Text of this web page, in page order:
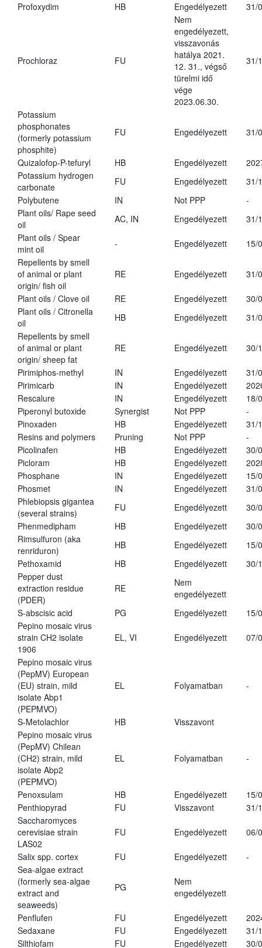
Profoxydim
HB Engedélyezett 31/
Prochloraz FU
Nem
engedélyezett,
visszavonás
hatálya 2021.
12. 31., végső
türelmi idő
vége
2023.06.30.
31/
Potassium
phosphonates
(formerly potassium
phosphite)
FU Engedélyezett 31/
Quizalofop-P-tefuryl HB Engedélyezett
Potassium hydrogen
carbonate
FU Engedélyezett
31/
Polybutene
IN Not PPP
-
Plant oils/ Rape seed
oil
AC, IN Engedélyezett
31/
Plant oils / Spear
mint oil
- Engedélyezett
15/
Repellents by smell
of animal or plant
origin/ fish oil
RE Engedélyezett 31/
Plant oils / Clove oil RE Engedélyezett
30/
Plant oils / Citronella
oil
HB Engedélyezett
31/
Repellents by smell
of animal or plant
origin/ sheep fat
RE Engedélyezett 30/
Pirimiphos-methyl IN Engedélyezett
31/
Pirimicarb
IN Engedélyezett
Rescalure
IN Engedélyezett
18/
Piperonyl butoxide
Synergist Not PPP
-
Pinoxaden
HB Engedélyezett
31/
Resins and polymers
Pruning Not PPP
-
Picolinafen
HB Engedélyezett
30/
Picloram
HB Engedélyezett
Phosphane
IN Engedélyezett
15/
Phosmet
IN Engedélyezett
31/
Phlebiopsis gigantea
(several strains)
FU Engedélyezett
30/
Phenmedipham
HB Engedélyezett
30/
Rimsulfuron (aka
renriduron)
HB Engedélyezett
15/
Pethoxamid
HB Engedélyezett
30/
Pepper dust
extraction residue
(PDER)
RE
Nem
engedélyezett
S-abscisic acid
PG Engedélyezett
15/
Pepino mosaic virus
strain CH2 isolate
1906
EL, VI Engedélyezett 07/
Pepino mosaic virus
(PepMV) European
(EU) strain, mild
isolate Abp1
(PEPMVO)
EL Folyamatban -
S-Metolachlor HB
Visszavont
Pepino mosaic virus
(PepMV) Chilean
(CH2) strain, mild
isolate Abp2
(PEPMVO)
EL Folyamatban -
Penoxsulam HB Engedélyezett
15/
Penthiopyrad
FU Visszavont
31/
Saccharomyces
cerevisiae strain
LAS02
FU Engedélyezett 06/
Salix spp. cortex FU Engedélyezett
-
Sea-algae extract
(formerly sea-algae
extract and
seaweeds)
PG
Nem
engedélyezett
Penflufen FU Engedélyezett
Sedaxane
FU Engedélyezett
31/
Silthiofam
FU Engedélyezett 30/